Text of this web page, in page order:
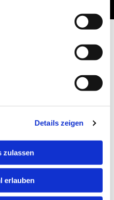
Details zeigen
zulassen
erlauben